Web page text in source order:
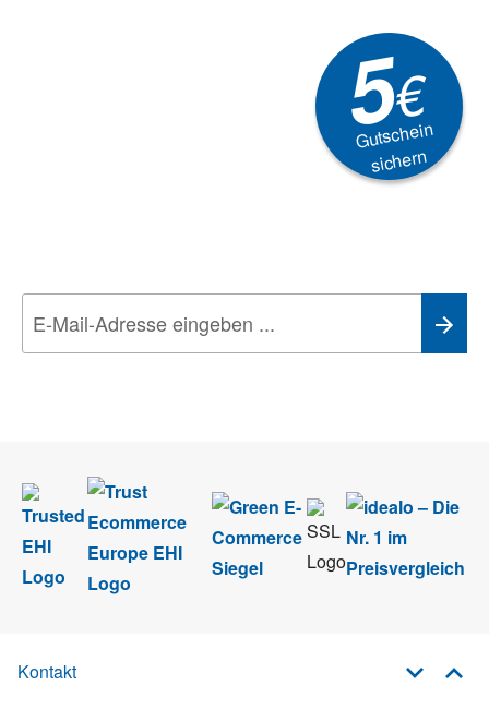
5€
Gutschein
sichern
Kontakt